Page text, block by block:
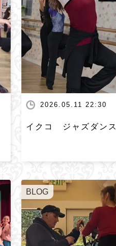
2026.05.11 22:30
イクコ ジャズダンス
BLOG